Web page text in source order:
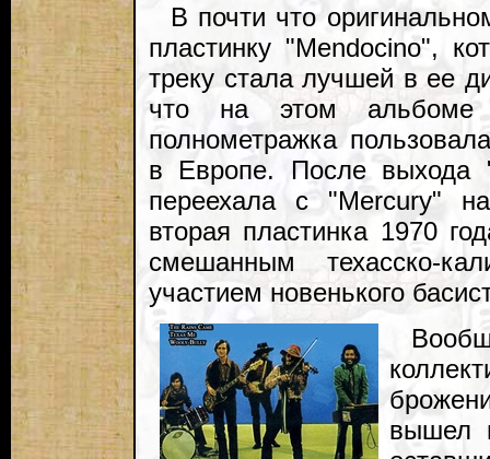
В почти что
пластинку "Mendocino",
треку стала лучшей в ее
что на этом альбоме
полнометражка
в Европе. После выхода
переехала с "Mercury"
вторая пластинка 1970
смешанным техасско-
участием новенького
вышел